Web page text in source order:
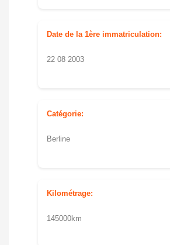
Date de la 1ère immatriculation:
22 08 2003
Catégorie:
Berline
Kilométrage:
145000km